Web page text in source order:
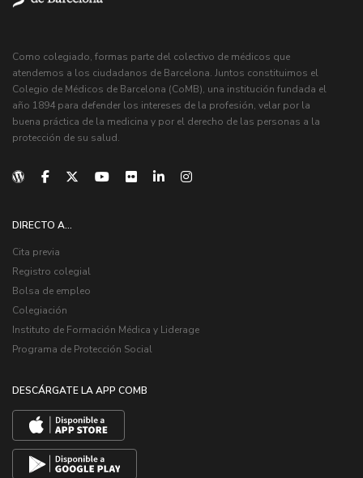
Como colegiado, formas parte del colectivo de médicos que
atendemos a los ciudadanos de Barcelona. Juntos constituimos el
Colegio de Médicos de Barcelona (CoMB), una institución fundada el
año 1894 para defender los intereses de la profesión, velar por la
buena práctica de la medicina y por el derecho de las personas a la
protección de su salud.
DIRECTO A...
Cita previa
Registro colegial
Bolsa de empleo
Colegiación
Instituto de Formación Médica y Liderage
Programa de Protección Social
DESCÁRGATE LA APP COMB